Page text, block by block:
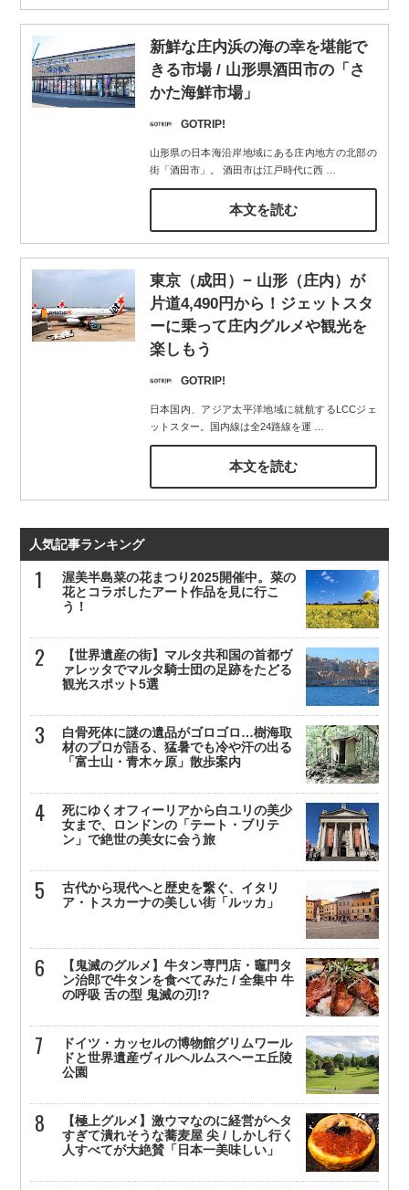
新鮮な庄内浜の海の幸を堪能で
きる市場 / 山形県酒田市の「さ
かた海鮮市場」
GOTRIP!
山形県の日本海沿岸地域にある庄内地方の北部の
街「酒田市」。 酒田市は江戸時代に西…
本文を読む
東京（成田）− 山形（庄内）が
片道4,490円から！ジェットスタ
ーに乗って庄内グルメや観光を
楽しもう
GOTRIP!
日本国内、アジア太平洋地域に就航するLCCジェ
ットスター。国内線は全24路線を運
本文を読む
人気記事ランキング
渥美半島菜の花まつり2025開催中。菜の
花とコラボしたアート作品を見に行こ
う！
【世界遺産の街】マルタ共和国の首都ヴ
ァレッタでマルタ騎士団の足跡をたどる
観光スポット5選
白骨死体に謎の遺品がゴロゴロ…樹海取
材のプロが語る、猛暑でも冷や汗の出る
「富士山・青木ヶ原」散歩案内
死にゆくオフィーリアから白ユリの美少
女まで、ロンドンの「テート・ブリテ
ン」で絶世の美女に会う旅
古代から現代へと歴史を繋ぐ、イタリ
ア・トスカーナの美しい街「ルッカ」
【鬼滅のグルメ】牛タン専門店・竈門タ
ン治郎で牛タンを食べてみた / 全集中 牛
の呼吸 舌の型 鬼滅の刃!?
ドイツ・カッセルの博物館グリムワール
ドと世界遺産ヴィルヘルムスヘーエ丘陵
公園
【極上グルメ】激ウマなのに経営がヘタ
すぎて潰れそうな蕎麦屋 尖 / しかし行く
人すべてが大絶賛「日本一美味しい」